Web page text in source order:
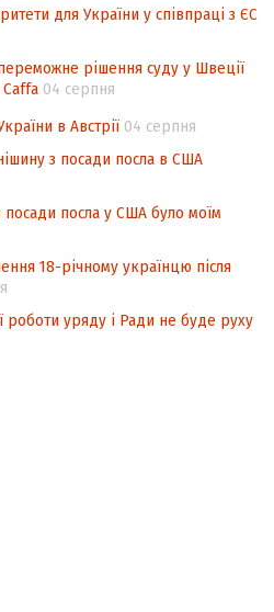
суспільства
для України у співпраці з ЄС
рішення суду у Швеції
04 серпня
в Австрії 04 серпня
з посади посла в США
посади посла у США було моїм
18-річному українцю після
роботи уряду і Ради не буде руху